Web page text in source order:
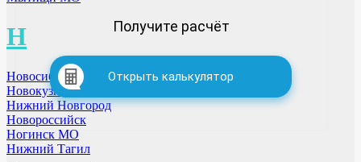
Н
Новосибирск
Новокузнецк
Нижний Новгород
Новороссийск
Ногинск МО
Нижний Тагил
Получите расчёт
Открыть калькулятор